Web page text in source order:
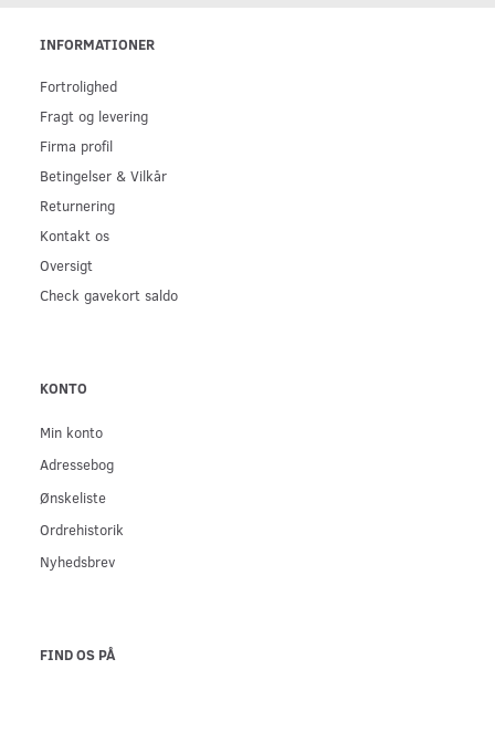
INFORMATIONER
Fortrolighed
Fragt og levering
Firma profil
Betingelser & Vilkår
Returnering
Kontakt os
Oversigt
Check gavekort saldo
KONTO
Min konto
Adressebog
Ønskeliste
Ordrehistorik
Nyhedsbrev
FIND OS PÅ